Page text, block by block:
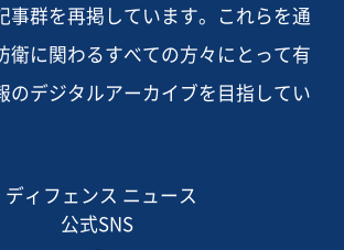
事群を再掲しています。これらを通
衛に関わるすべての方々にとって有
のデジタルアーカイブを目指してい
ディフェンス ニュース
公式SNS